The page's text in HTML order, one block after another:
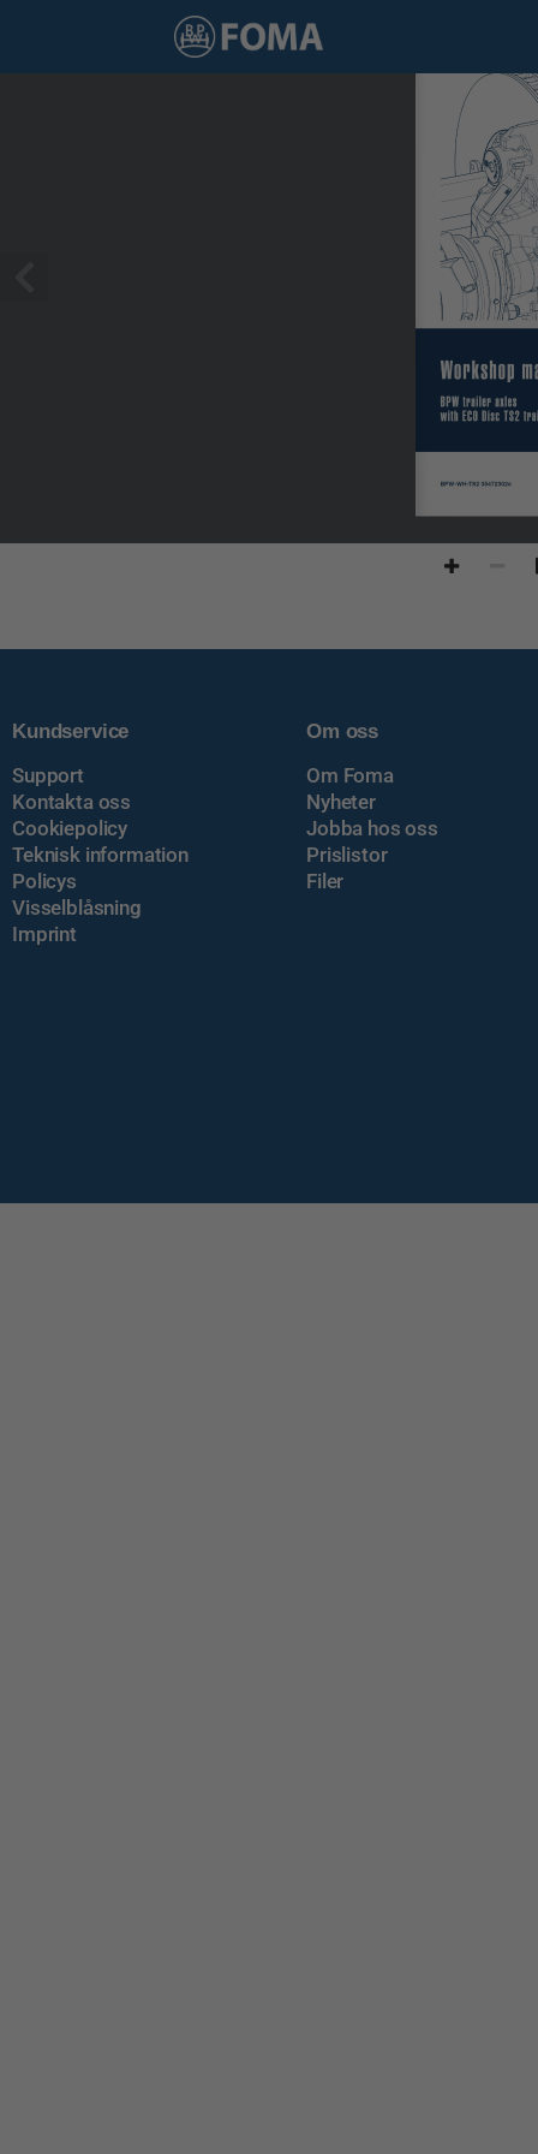
BPW-WH-TS2 35472302e
Workshop
BPW trailer axles
with ECO Disc TS2
Kundservice
Support
Kontakta oss
Cookiepolicy
Teknisk information
Policys
Visselblåsning
Imprint
Om oss
Om Foma
Nyheter
Jobba hos oss
Prislistor
Filer